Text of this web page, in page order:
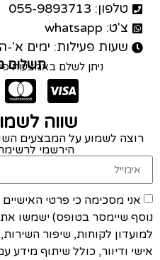
טלפון: 055-9893713
צ'ט: whatsapp
שעות פעילות: ימים א'-ה' 10:00-
תשלום
ניתן לשלם באמצעות
שווה
רוצה לשמוע על המבצעים
הירשמי
אני מסכימה כי פרטי
נוסף שיימסר בטופס) ישמשו את
למועדון לקוחות, שיפור
אישי ודיוור, כולל שיתוף מידע